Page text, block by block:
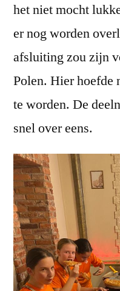
het niet mocht
er nog worden
afsluiting zou zijn
Polen. Hier hoefde
te worden. De
snel over eens.